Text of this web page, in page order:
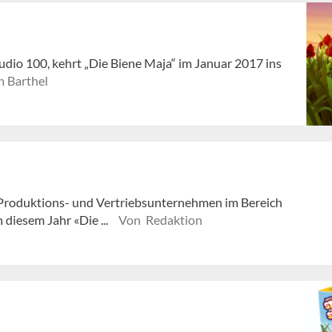
100, kehrt „Die Biene Maja“ im Januar 2017 ins
Barthel
und Vertriebsunternehmen im Bereich
Jahr «Die ...
Von Redaktion